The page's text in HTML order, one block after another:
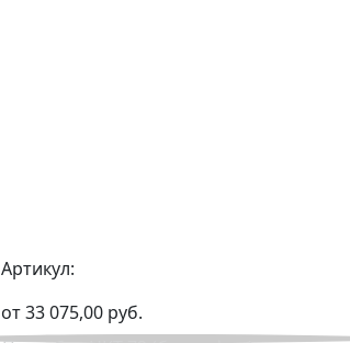
Артикул:
от33 075,00руб.